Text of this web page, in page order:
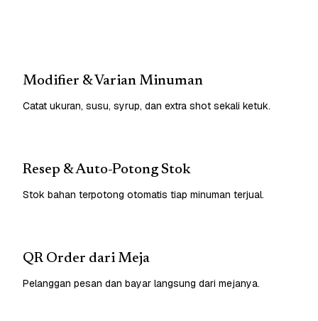
Modifier & Varian Minuman
Catat ukuran, susu, syrup, dan extra shot sekali ketuk.
Resep & Auto-Potong Stok
Stok bahan terpotong otomatis tiap minuman terjual.
QR Order dari Meja
Pelanggan pesan dan bayar langsung dari mejanya.